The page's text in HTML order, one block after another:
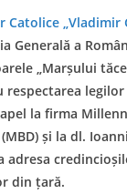
Catolice „Vladimir
Generală a
„Marșului
respectarea
la firma
și la dl.
adresa
din țară.